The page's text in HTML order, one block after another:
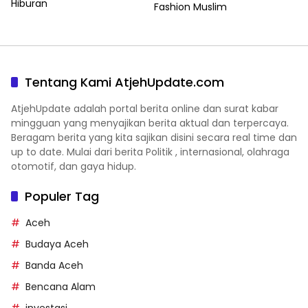
Hiburan Fashion Muslim
Tentang Kami AtjehUpdate.com
AtjehUpdate adalah portal berita online dan surat kabar
mingguan yang menyajikan berita aktual dan terpercaya.
Beragam berita yang kita sajikan disini secara real time dan
up to date. Mulai dari berita Politik , internasional, olahraga
otomotif, dan gaya hidup.
Populer Tag
Aceh
Budaya Aceh
Banda Aceh
Bencana Alam